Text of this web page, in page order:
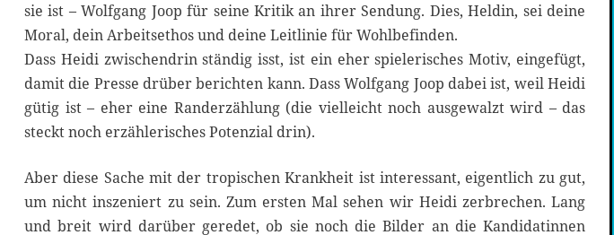
sie ist – Wolfgang Joop für seine Kritik an ihrer Sendung. Dies, Heldin, sei deine
Moral, dein Arbeitsethos und deine Leitlinie für Wohlbefinden.
Dass Heidi zwischendrin ständig isst, ist ein eher spielerisches Motiv, eingefügt,
damit die Presse drüber berichten kann. Dass Wolfgang Joop dabei ist, weil Heidi
gütig ist – eher eine Randerzählung (die vielleicht noch ausgewalzt wird – das
steckt noch erzählerisches Potenzial drin).
Aber diese Sache mit der tropischen Krankheit ist interessant, eigentlich zu gut,
um nicht inszeniert zu sein. Zum ersten Mal sehen wir Heidi zerbrechen. Lang
und breit wird darüber geredet, ob sie noch die Bilder an die Kandidatinnen